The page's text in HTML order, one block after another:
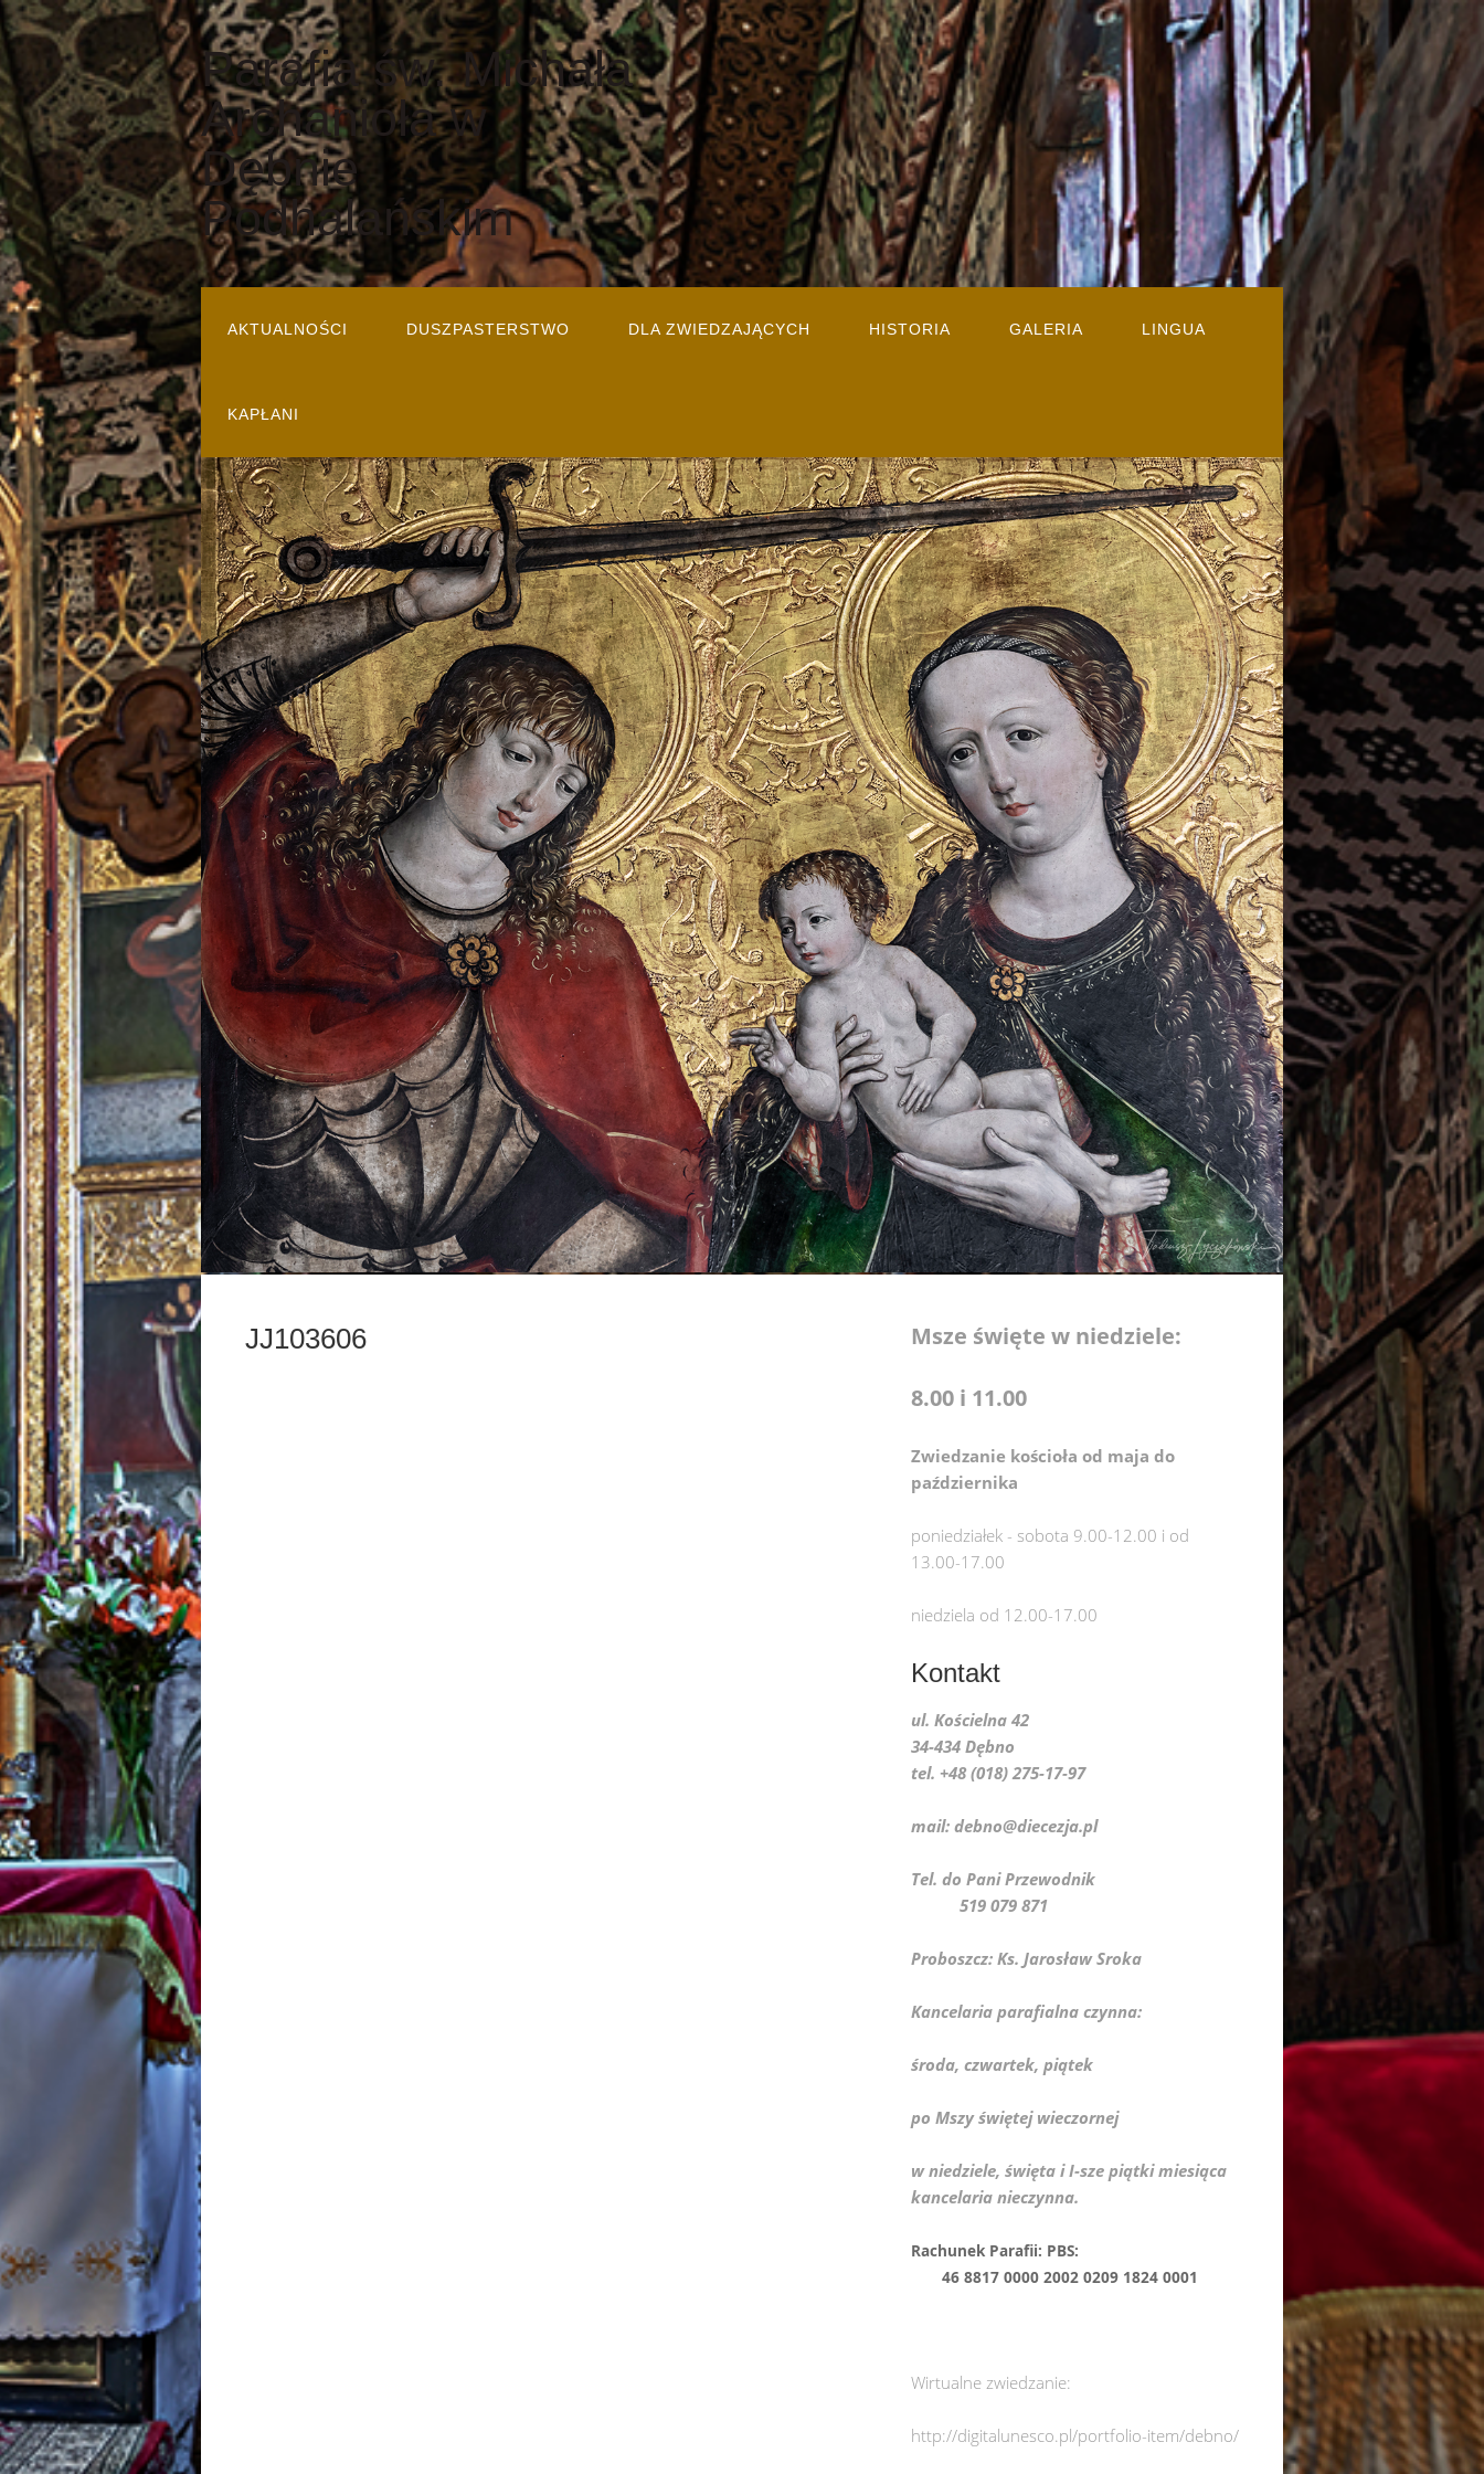
Parafia św. Michała
Archanioła w
Dębnie
Podhalańskim
AKTUALNOŚCI DUSZPASTERSTWO DLA ZWIEDZAJĄCYCH HISTORIA GALERIA LINGUA
KAPŁANI
JJ103606 Msze święte w niedziele:
8.00 i 11.00
Zwiedzanie kościoła od maja do
października
poniedziałek - sobota 9.00-12.00 i od
13.00-17.00
niedziela od 12.00-17.00
Kontakt
ul. Kościelna 42
34-434 Dębno
tel. +48 (018) 275-17-97
mail: debno@diecezja.pl
Tel. do Pani Przewodnik
519 079 871
Proboszcz: Ks. Jarosław Sroka
Kancelaria parafialna czynna:
środa, czwartek, piątek
po Mszy świętej wieczornej
w niedziele, święta i I-sze piątki miesiąca
kancelaria nieczynna.
Rachunek Parafii: PBS:
46 8817 0000 2002 0209 1824 0001
Wirtualne zwiedzanie:
http://digitalunesco.pl/portfolio-item/debno/